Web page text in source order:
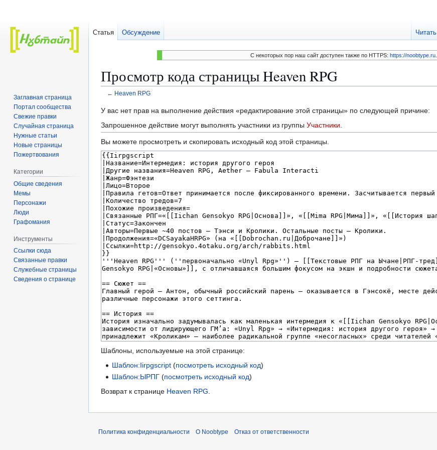
C некоторых пор наш сайт доступен также по HTTPS:https://noobtype.ru
Просмотр кода страницы Heaven RPG
← Heaven RPG
Перейти
к
навигации
Перейти
к
поиску
У вас нет прав на выполнение действия «редактирование этой страницы» по следующей причине:
Запрошенное действие могут выполнять участники из группы Участники
Вы можете просмотреть и скопировать исходный код этой страницы.
Шаблоны, используемые на этой странице:
Шаблон:Iirpgscript (посмотреть исходный код)
Шаблон:ЫРПГ (посмотреть исходный код)
Возврат к странице Heaven RPG
Статья Обсуждение Читать
Заглавная страница
Портал сообщества
Свежие правки
Случайная страница
Нужные статьи
Новые страницы
Пожертвования
Категории
Общие сведения
Мемы
Персонажи
Люди
Графомания
Инструменты
Ссылки сюда
Связанные правки
Служебные страницы
Сведения о странице
Политика конфиденциальности О Noobtype Отказ от ответственности